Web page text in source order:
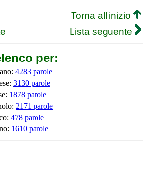
Torna all'inizio
Lista seguente
per:
4283 parole
3130 parole
1878 parole
2171 parole
478 parole
1610 parole